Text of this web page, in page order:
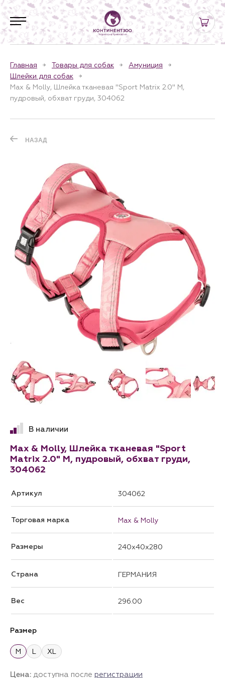
Главная Товары для собак
Амуниция
Шлейки для собак
Max & Molly, Шлейка тканевая "Sport Matrix 2.0" M,
пудровый, обхват груди, 304062
НАЗАД
В наличии
Max & Molly, Шлейка тканевая "Sport
Matrix 2.0" M, пудровый, обхват груди,
304062
Артикул 304062
Торговая марка Max & Molly
Размеры 240x40x280
Страна ГЕРМАНИЯ
Вес 296.00
Размер
M L XL
Цена: доступна после регистрации